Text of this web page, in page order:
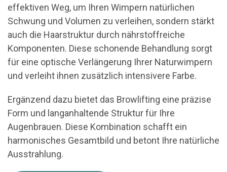
effektiven Weg, um Ihren Wimpern natürlichen
Schwung und Volumen zu verleihen, sondern stärkt
auch die Haarstruktur durch nährstoffreiche
Komponenten. Diese schonende Behandlung sorgt
für eine optische Verlängerung Ihrer Naturwimpern
und verleiht ihnen zusätzlich intensivere Farbe.
Ergänzend dazu bietet das Browlifting eine präzise
Form und langanhaltende Struktur für Ihre
Augenbrauen. Diese Kombination schafft ein
harmonisches Gesamtbild und betont Ihre natürliche
Ausstrahlung.